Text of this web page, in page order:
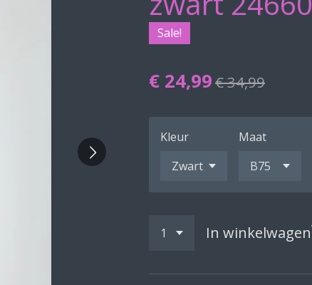
Sale!
€ 24,99€ 34,99
Kleur Maat
In winkelwagen